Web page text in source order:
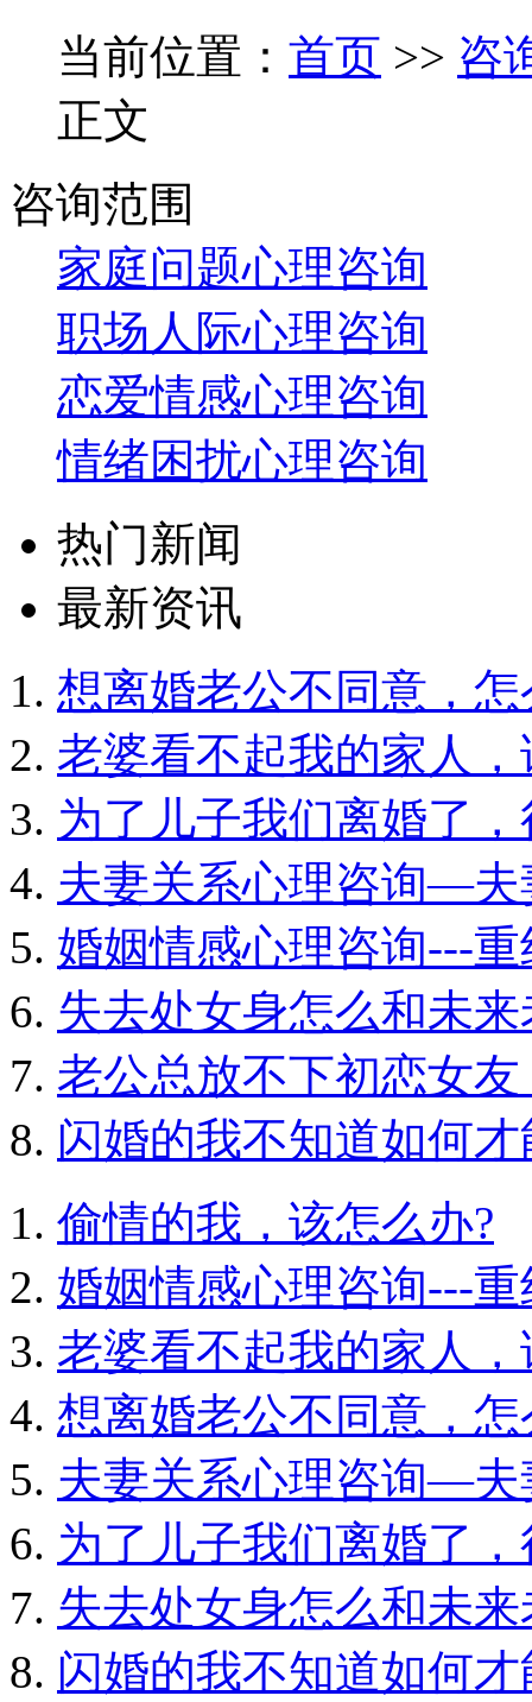
当前位置： 首页 >> 咨
正文
咨询范围
家庭问题心理咨询
职场人际心理咨询
恋爱情感心理咨询
情绪困扰心理咨询
热门新闻
最新资讯
想离婚老公不同意，
老婆看不起我的家人
为了儿子我们离婚了
夫妻关系心理咨询—夫
婚姻情感心理咨询---
失去处女身怎么和未
老公总放不下初恋女友
闪婚的我不知道如何才
偷情的我，该怎么办?
婚姻情感心理咨询---
老婆看不起我的家人
想离婚老公不同意，
夫妻关系心理咨询—夫
为了儿子我们离婚了
失去处女身怎么和未
闪婚的我不知道如何才